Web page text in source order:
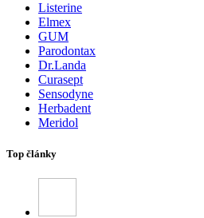
Listerine
Elmex
GUM
Parodontax
Dr.Landa
Curasept
Sensodyne
Herbadent
Meridol
Top články